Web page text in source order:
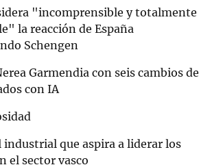
"incomprensible y totalmente
la reacción de España
Schengen
Garmendia con seis cambios de
con IA
industrial que aspira a liderar los
el sector vasco